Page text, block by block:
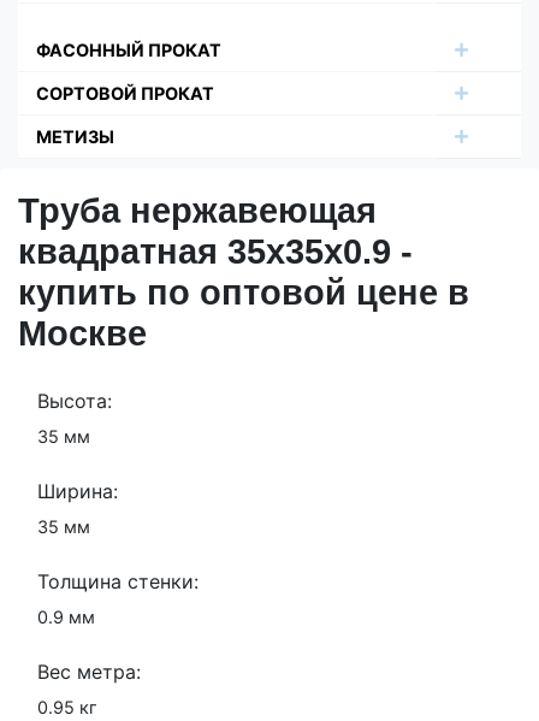
ФАСОННЫЙ ПРОКАТ
СОРТОВОЙ ПРОКАТ
МЕТИЗЫ
Труба нержавеющая
квадратная 35х35х0.9 -
купить по оптовой цене в
Москве
Высота:
35 мм
Ширина:
35 мм
Толщина стенки:
0.9 мм
Вес метра:
0.95 кг